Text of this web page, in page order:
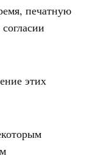
печатную
этих